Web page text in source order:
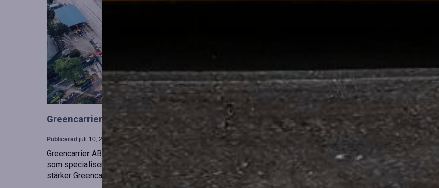
Greencarrier utökar sin verksamhet genom förvärv av Containerhandel CARU
Publicerad juli 10, 2026
Greencarrier AB har förvärvat en majoritetsandel i Containerhandel CARU AB, ett svenskt företag
som specialiserar sig på försäljning, uthyrning och skräddarsydda containerlösningar. Detta förvärv
stärker Greencarriers ställning inom containersektorn och…